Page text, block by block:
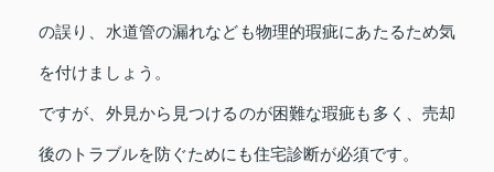
の誤り、水道管の漏れなども物理的瑕疵にあたるため気
を付けましょう。
ですが、外見から見つけるのが困難な瑕疵も多く、売却
後のトラブルを防ぐためにも住宅診断が必須です。